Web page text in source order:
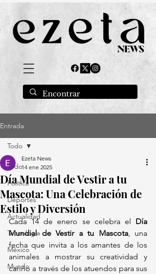
Entrada
Todo
Política
Deportes
Actualidad
Tecnología
México
Mundo
Todo
Día Mundial de Vestir a tu
Mascota: Una Celebración de
Estilo y Diversión
Ezeta News
14 ene 2025
Cada 14 de enero se celebra el Día
Mundial de Vestir a tu Mascota, una
fecha que invita a los amantes de los
animales a mostrar su creatividad y
cariño a través de los atuendos para sus